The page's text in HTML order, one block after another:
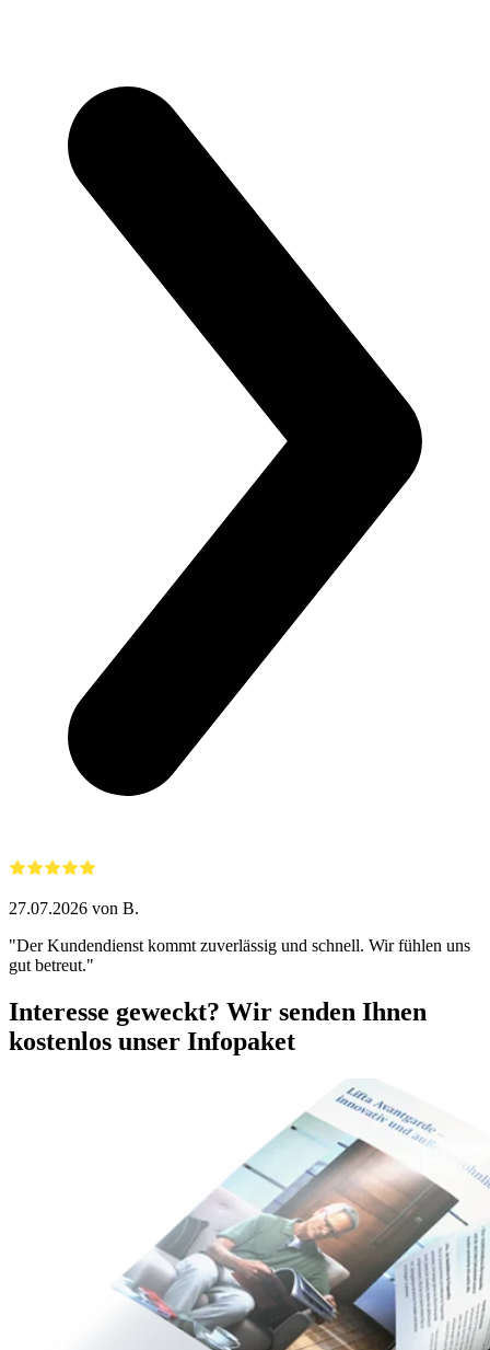
27.07.2026 von B.
"Der Kundendienst kommt zuverlässig und schnell. Wir fühlen uns
gut betreut."
Interesse geweckt? Wir senden Ihnen
kostenlos unser Infopaket